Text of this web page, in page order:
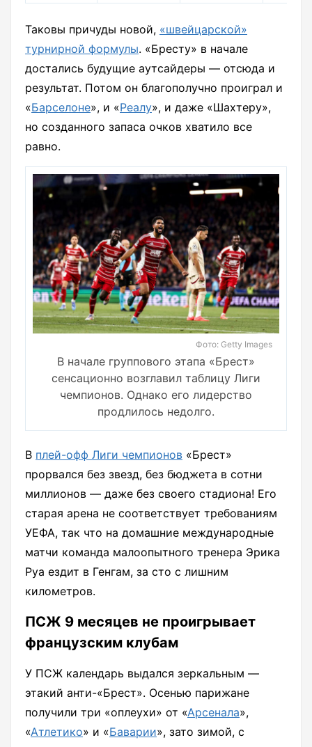
Таковы причуды новой, «швейцарской»
турнирной формулы. «Бресту» в начале
достались будущие аутсайдеры — отсюда и
результат. Потом он благополучно проиграл и
«Барселоне», и «Реалу», и даже «Шахтеру»,
но созданного запаса очков хватило все
равно.
Фото: Getty Images
В начале группового этапа «Брест»
сенсационно возглавил таблицу Лиги
чемпионов. Однако его лидерство
продлилось недолго.
В плей-офф Лиги чемпионов «Брест»
прорвался без звезд, без бюджета в сотни
миллионов — даже без своего стадиона! Его
старая арена не соответствует требованиям
УЕФА, так что на домашние международные
матчи команда малоопытного тренера Эрика
Руа ездит в Генгам, за сто с лишним
километров.
ПСЖ 9 месяцев не проигрывает
французским клубам
У ПСЖ календарь выдался зеркальным —
этакий анти-«Брест». Осенью парижане
получили три «оплеухи» от «Арсенала»,
«Атлетико» и «Баварии», зато зимой, с